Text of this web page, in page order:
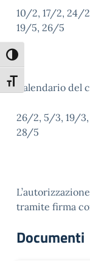
Attiva/disattiva alto
Attiva/disattiva
10/2, 17/2, 24/
19/5, 26/5
Calendario del
26/2, 5/3, 19/
28/5
tramite firma
Documenti